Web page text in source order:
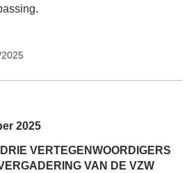
2025
VERTEGENWOORDIGERS
VAN DE VZW